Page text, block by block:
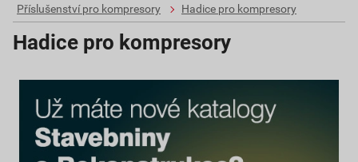
Příslušenství pro kompresory
Hadice pro kompresory
Hadice pro kompresory